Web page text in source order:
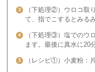
（下処理②）ウロコ取
て、指でこするとみる
（下処理③）塩でのウ
ます。最後に真水に20
（レシピ①）小麦粉：